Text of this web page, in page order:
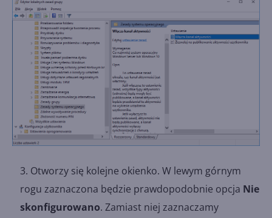
Otworzy się kolejne okienko. W lewym górnym
rogu zaznaczona będzie prawdopodobnie opcja Nie
skonfigurowano. Zamiast niej zaznaczamy